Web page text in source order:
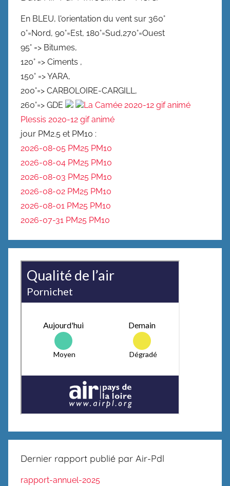
En BLEU, l'orientation du vent sur 360°
0°=Nord, 90°=Est, 180°=Sud,270°=Ouest
95° => Bitumes,
120° => Ciments ,
150° => YARA,
200°=> CARBOLOIRE-CARGILL,
260°=> GDE
La Camée 2020-12 gif animé
Plessis 2020-12 gif animé
jour PM2.5 et PM10 :
2026-08-05 PM25 PM10
2026-08-04 PM25 PM10
2026-08-03 PM25 PM10
2026-08-02 PM25 PM10
2026-08-01 PM25 PM10
2026-07-31 PM25 PM10
Dernier rapport publié par Air-Pdl
rapport-annuel-2025